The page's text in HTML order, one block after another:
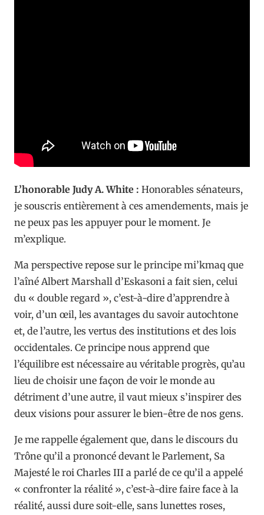
L’honorable Judy A. White : Honorables sénateurs,
je souscris entièrement à ces amendements, mais je
ne peux pas les appuyer pour le moment. Je
m’explique.
Ma perspective repose sur le principe mi’kmaq que
l’aîné Albert Marshall d’Eskasoni a fait sien, celui
du « double regard », c’est-à-dire d’apprendre à
voir, d’un œil, les avantages du savoir autochtone
et, de l’autre, les vertus des institutions et des lois
occidentales. Ce principe nous apprend que
l’équilibre est nécessaire au véritable progrès, qu’au
lieu de choisir une façon de voir le monde au
détriment d’une autre, il vaut mieux s’inspirer des
deux visions pour assurer le bien-être de nos gens.
Je me rappelle également que, dans le discours du
Trône qu’il a prononcé devant le Parlement, Sa
Majesté le roi Charles III a parlé de ce qu’il a appelé
« confronter la réalité », c’est-à-dire faire face à la
réalité, aussi dure soit-elle, sans lunettes roses,